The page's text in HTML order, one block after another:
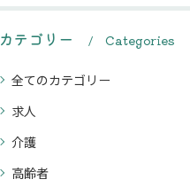
カテゴリー Categories
全てのカテゴリー
求人
介護
高齢者